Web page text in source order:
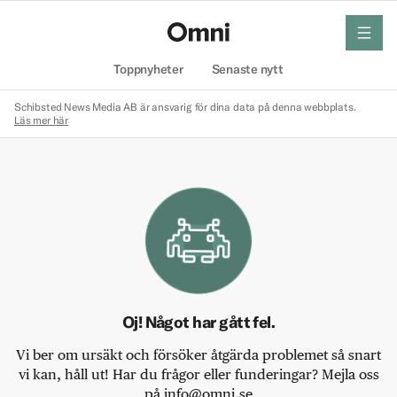
Toppnyheter Senaste nytt
meny
Schibsted News Media AB är ansvarig för dina data på denna webbplats.
Läs mer här
Oj! Något har gått fel.
Vi ber om ursäkt och försöker åtgärda problemet så snart
vi kan, håll ut! Har du frågor eller funderingar? Mejla oss